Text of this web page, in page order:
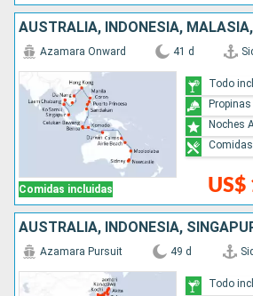
Comidas incluidas
Azamara Onward 41 d
US$
Todo
Noches
Azamara Pursuit 49 d
Todo